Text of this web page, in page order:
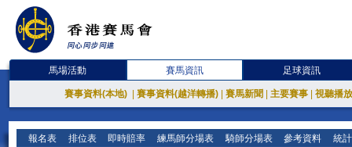
馬場活動 賽馬資訊 足球資訊
賽事資料(本地) 賽事資料(越洋轉播) 賽馬新聞 主要賽事 視聽播
報名表 排位表 即時賠率 練馬師分場表 騎師分場表 參考資料 統